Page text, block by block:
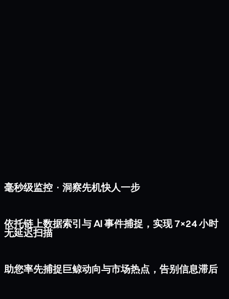
毫秒级监控 · 洞察先机快人一步
依托链上数据索引与 AI 事件捕捉，实现 7×24 小时
无延迟扫描
助您率先捕捉巨鲸动向与市场热点，告别信息滞后